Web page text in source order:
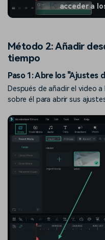
acceder a
Método 2: Añadir
tiempo
Paso 1: Abre los "Ajustes
Después de añadir el video
sobre él para abrir sus